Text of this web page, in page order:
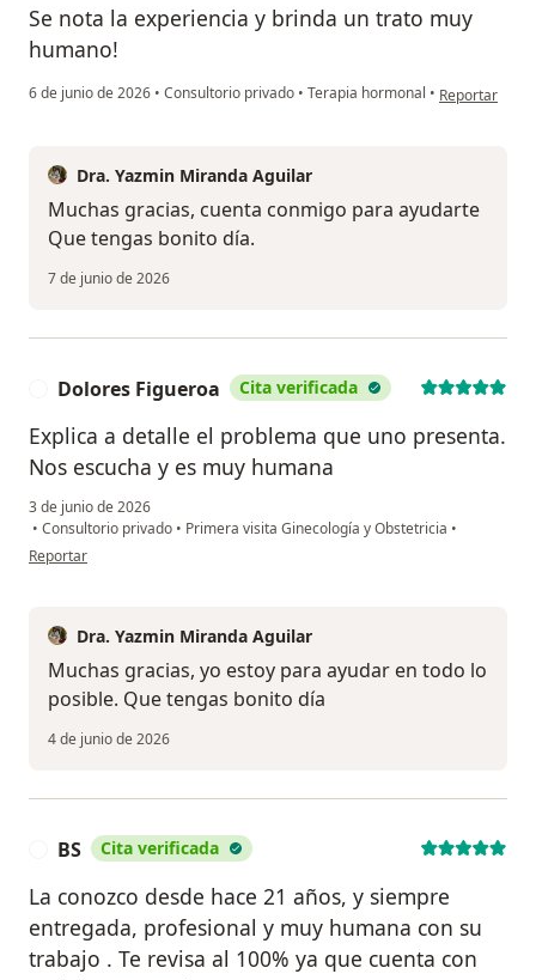
Se nota la experiencia y brinda un trato muy
humano!
6 de junio de 2026 • Consultorio privado • Terapia hormonal • en opinión
Reportar
Dra. Yazmin Miranda Aguilar
Muchas gracias, cuenta conmigo para ayudarte
Que tengas bonito día.
7 de junio de 2026
Dolores Figueroa Cita verificada
Explica a detalle el problema que uno presenta.
Nos escucha y es muy humana
3 de junio de 2026
• Consultorio privado • Primera visita Ginecología y Obstetricia •
en opinión del usuario Dolores Figueroa
Reportar
Dra. Yazmin Miranda Aguilar
Muchas gracias, yo estoy para ayudar en todo lo
posible. Que tengas bonito día
4 de junio de 2026
BS Cita verificada
La conozco desde hace 21 años, y siempre
entregada, profesional y muy humana con su
trabajo . Te revisa al 100% ya que cuenta con